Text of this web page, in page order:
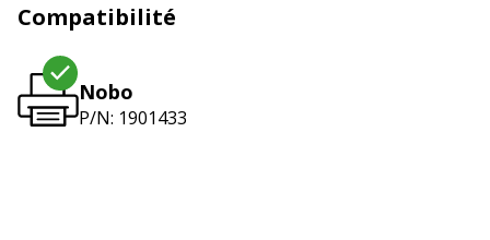
Compatibilité
Nobo
P/N: 1901433